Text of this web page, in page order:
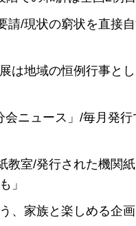
請/現状の窮状を直接
は地域の恒例行事と
会ニュース」/毎月発行
教室/発行された機関
」
、家族と楽しめる企